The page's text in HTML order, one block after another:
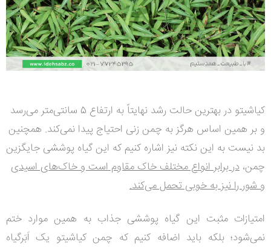
کیاشیتو در بهترین حالت رشد نهایتاً به ارتفاع 5 سانتی‌متر می‌رسد
و بر همین اساس هرگز به چمن زنی احتیاج پیدا نمی‌کند. همچنین
بد نیست به این نکته نیز اشاره کنیم که این گیاه پوششی جایگزین
چمن، در برابر انواع مختلف خاک مقاوم است و خاک‌های اسیدی
و شور را نیز به خوبی تحمل می‌کند.
امتیازات مثبت این گیاه پوششی جذاب به همین موارد ختم
نمی‌شود؛ بلکه باید اضافه کنیم که چمن کیاشیتو یک اَبَرگیاه